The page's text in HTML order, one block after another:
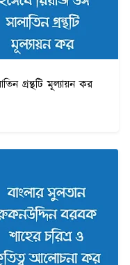
গ্রন্থটি মূল্যায়ন কর